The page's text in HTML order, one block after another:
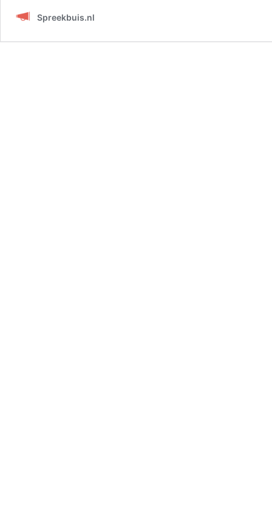
Spreekbuis.nl